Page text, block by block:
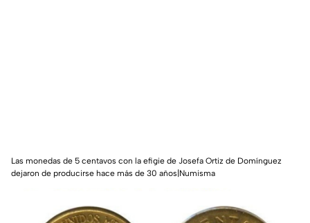
Las monedas de 5 centavos con la efigie de Josefa Ortiz de Domínguez
dejaron de producirse hace más de 30 años|Numisma